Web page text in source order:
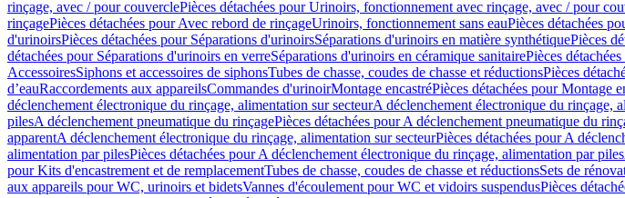
rinçage, avec / pour couverclePièces détachées pour Urinoirs, fonctionnement avec rinçage, avec / pour
rinçagePièces détachées pour Avec rebord de rinçageUrinoirs, fonctionnement sans eauPièces détachées
d'urinoirsPièces détachées pour Séparations d'urinoirsSéparations d'urinoirs en matière synthétiquePièces
détachées pour Séparations d'urinoirs en verreSéparations d'urinoirs en céramique sanitairePièces
AccessoiresSiphons et accessoires de siphonsTubes de chasse, coudes de chasse et réductionsPièces
d’eauRaccordements aux appareilsCommandes d'urinoirMontage encastréPièces détachées pour Montage
déclenchement électronique du rinçage, alimentation sur secteurA déclenchement électronique du rinçage,
pilesA déclenchement pneumatique du rinçagePièces détachées pour A déclenchement pneumatique du
apparentA déclenchement électronique du rinçage, alimentation sur secteurPièces détachées pour A
alimentation par pilesPièces détachées pour A déclenchement électronique du rinçage, alimentation par piles
pour Kits d'encastrement et de remplacementTubes de chasse, coudes de chasse et réductionsSets de
aux appareils pour WC, urinoirs et bidetsVannes d'écoulement pour WC et vidoirs suspendusPièces